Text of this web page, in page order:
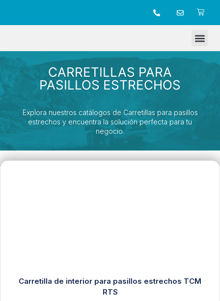
CARRETILLAS PARA
PASILLOS ESTRECHOS
Explora nuestros catálogos de Carretillas para pasillos
estrechos y encuentra la solución perfecta para tu
negocio.
Carretilla de interior para pasillos estrechos TCM
RTS